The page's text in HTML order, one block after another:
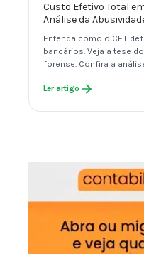
Custo Efetivo Total
Análise da
Entenda como o CET
bancários. Veja a tese
forense. Confira a
Ler artigo